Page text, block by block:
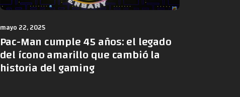
mayo 22, 2025
Pac-Man cumple 45 años: el legado
del ícono amarillo que cambió la
historia del gaming